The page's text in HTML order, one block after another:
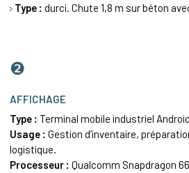
Type : durci. Chute 1,8 m sur béton
❷
AFFICHAGE
Type : Terminal mobile industriel
Usage : Gestion d’inventaire,
logistique.
Processeur : Qualcomm Snapdragon